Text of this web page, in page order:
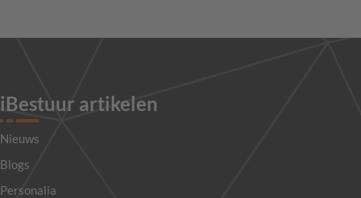
iBestuur artikelen
Nieuws
Blogs
Personalia